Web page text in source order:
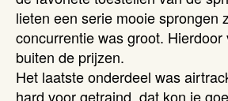
lieten een serie mooie sprongen
concurrentie was groot.
buiten de prijzen.
Het laatste onderdeel was
hard voor getraind, dat kon je